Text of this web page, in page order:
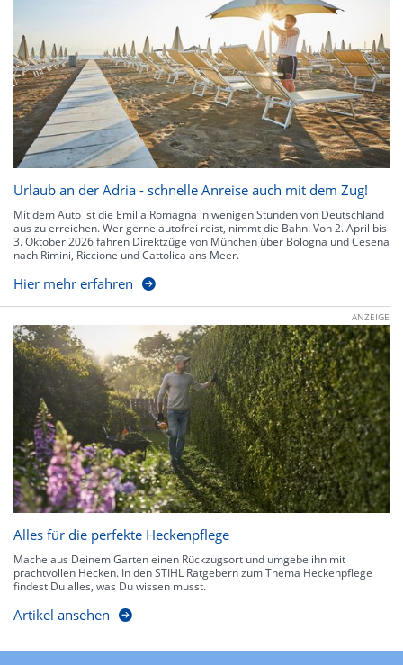
Urlaub an der Adria - schnelle Anreise auch mit dem Zug!
Mit dem Auto ist die Emilia Romagna in wenigen Stunden von Deutschland
aus zu erreichen. Wer gerne autofrei reist, nimmt die Bahn: Von 2. April bis
3. Oktober 2026 fahren Direktzüge von München über Bologna und Cesena
nach Rimini, Riccione und Cattolica ans Meer.
Hier mehr erfahren
ANZEIGE
Alles für die perfekte Heckenpflege
Mache aus Deinem Garten einen Rückzugsort und umgebe ihn mit
prachtvollen Hecken. In den STIHL Ratgebern zum Thema Heckenpflege
findest Du alles, was Du wissen musst.
Artikel ansehen